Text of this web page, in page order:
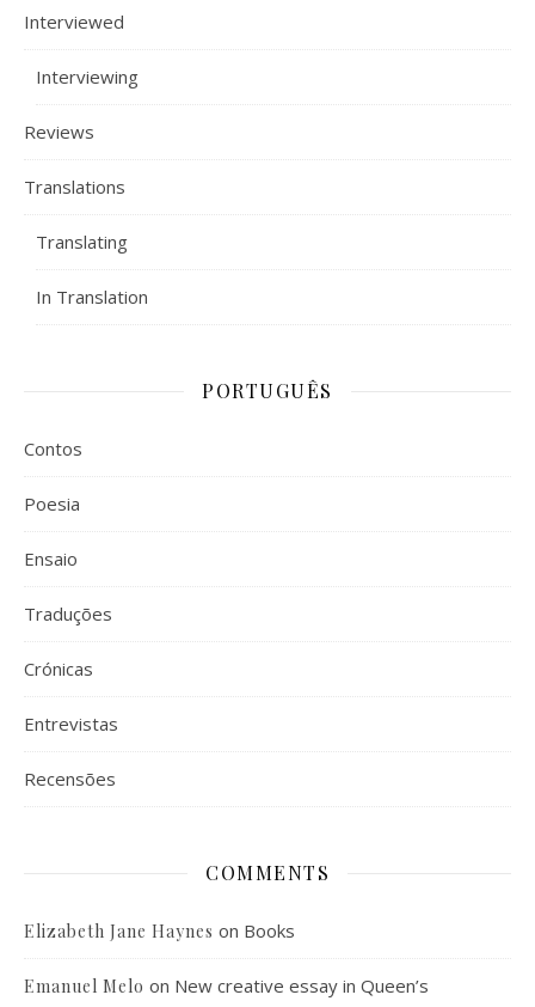
Interviewed
Interviewing
Reviews
Translations
Translating
In Translation
PORTUGUÊS
Contos
Poesia
Ensaio
Traduções
Crónicas
Entrevistas
Recensões
COMMENTS
Elizabeth Jane Haynes on Books
Emanuel Melo on New creative essay in Queen’s